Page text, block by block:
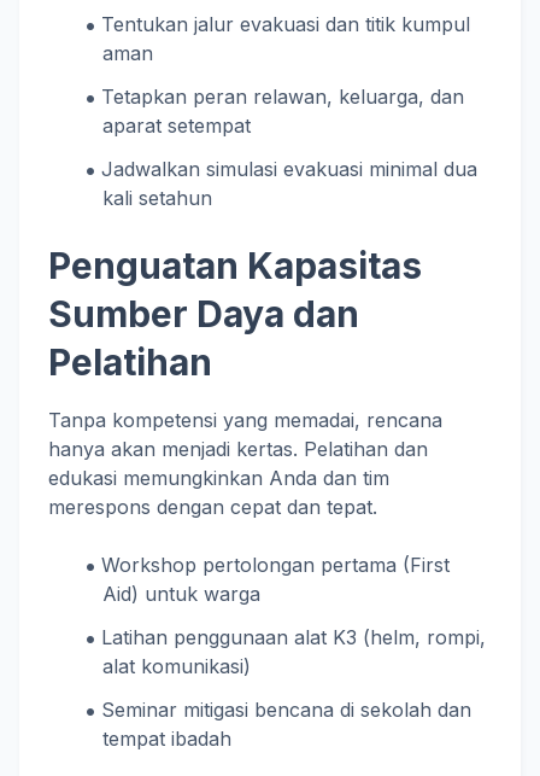
Tentukan jalur evakuasi dan titik kumpul
aman
Tetapkan peran relawan, keluarga, dan
aparat setempat
Jadwalkan simulasi evakuasi minimal dua
kali setahun
Penguatan Kapasitas
Sumber Daya dan
Pelatihan
Tanpa kompetensi yang memadai, rencana
hanya akan menjadi kertas. Pelatihan dan
edukasi memungkinkan Anda dan tim
merespons dengan cepat dan tepat.
Workshop pertolongan pertama (First
Aid) untuk warga
Latihan penggunaan alat K3 (helm, rompi,
alat komunikasi)
Seminar mitigasi bencana di sekolah dan
tempat ibadah